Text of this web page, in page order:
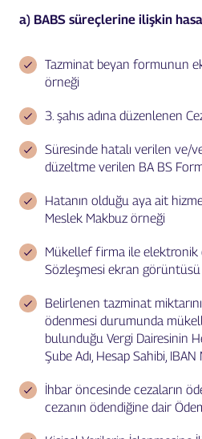
a) BABS süreçlerine ilişkin
Tazminat beyan formunun
örneği
3. şahıs adına düzenlenen
Süresinde hatalı verilen ve/
düzeltme verilen BA BS
Hatanın olduğu aya ait
Meslek Makbuz örneği
Mükellef firma ile elektronik
Sözleşmesi ekran görüntüsü
Belirlenen tazminat
ödenmesi durumunda
bulunduğu Vergi Dairesinin
Şube Adı, Hesap Sahibi, IBAN
İhbar öncesinde cezaların
cezanın ödendiğine dair